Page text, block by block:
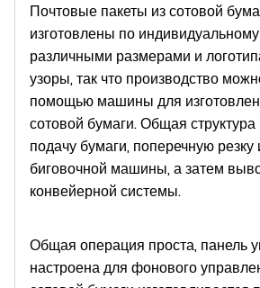
Почтовые пакеты из сотовой
изготовлены по индивидуальному
различными размерами и
узоры, так что производство
помощью машины для
сотовой бумаги. Общая
подачу бумаги, поперечную
биговочной машины, а затем
конвейерной системы.
Общая операция проста, панель
настроена для фонового